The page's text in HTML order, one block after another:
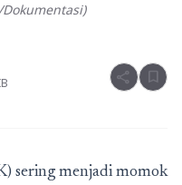
share bookmark
sering menjadi momok